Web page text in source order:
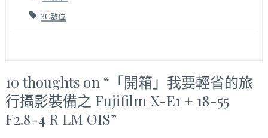
3C數位
10 thoughts on “ 「開箱」我要輕省的旅
行攝影裝備之 Fujifilm X-E1 + 18-55
F2.8-4 R LM OIS”